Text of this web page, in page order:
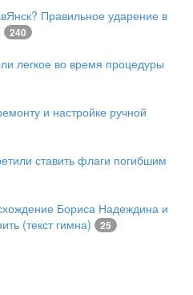
Правильное ударение в
240
легкое во время процедуры
и настройке ручной
ставить флаги погибшим
Бориса Надеждина и
(текст гимна)
25